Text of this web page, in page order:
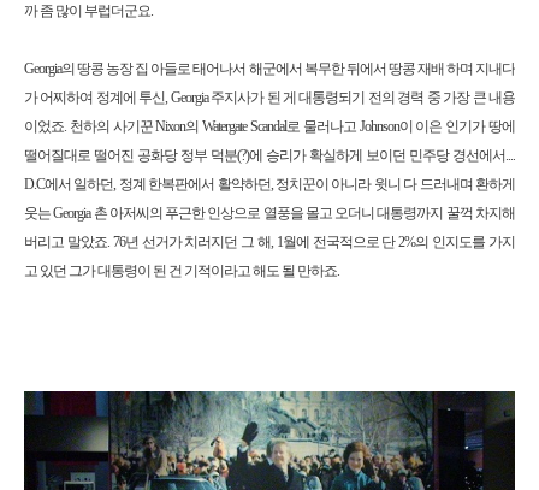
까 좀 많이 부럽더군요.
Georgia의 땅콩 농장 집 아들로 태어나서 해군에서 복무한 뒤에서 땅콩 재배 하며 지내다
가 어찌하여 정계에 투신, Georgia 주지사가 된 게 대통령되기 전의 경력 중 가장 큰 내용
이었죠. 천하의 사기꾼 Nixon의 Watergate Scandal로 물러나고 Johnson이 이은 인기가 땅에
떨어질대로 떨어진 공화당 정부 덕분(?)에 승리가 확실하게 보이던 민주당 경선에서....
D.C에서 일하던, 정계 한복판에서 활약하던, 정치꾼이 아니라 윗니 다 드러내며 환하게
웃는 Georgia 촌 아저씨의 푸근한 인상으로 열풍을 몰고 오더니 대통령까지 꿀꺽 차지해
버리고 말았죠. 76년 선거가 치러지던 그 해, 1월에 전국적으로 단 2%의 인지도를 가지
고 있던 그가 대통령이 된 건 기적이라고 해도 될 만하죠.